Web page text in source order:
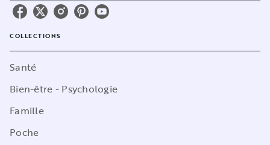
COLLECTIONS
Santé
Bien-être - Psychologie
Famille
Poche